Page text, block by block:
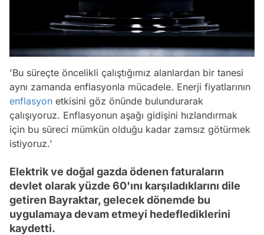
'Bu süreçte öncelikli çalıştığımız alanlardan bir tanesi
aynı zamanda enflasyonla mücadele. Enerji fiyatlarının
enflasyon etkisini göz önünde bulundurarak
çalışıyoruz. Enflasyonun aşağı gidişini hızlandırmak
için bu süreci mümkün olduğu kadar zamsız götürmek
istiyoruz.'
Elektrik ve doğal gazda ödenen faturaların
devlet olarak yüzde 60'ını karşıladıklarını dile
getiren Bayraktar, gelecek dönemde bu
uygulamaya devam etmeyi hedeflediklerini
kaydetti.